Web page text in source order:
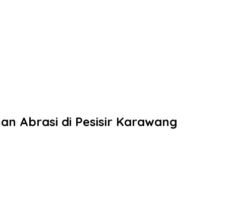
Abrasi di Pesisir Karawang